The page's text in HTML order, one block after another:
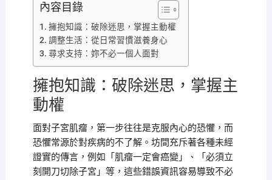
內容目錄
擁抱知識：破除迷思，掌握主動權
調整生活：從日常習慣滋養身心
尋求支持：妳不必一個人面對
擁抱知識：破除迷思，掌握主
動權
面對子宮肌瘤，第一步往往是克服內心的恐懼，而
恐懼常源於對疾病的不了解。坊間充斥著各種未經
證實的傳言，例如「肌瘤一定會癌變」、「必須立
刻開刀切除子宮」等，這些錯誤資訊容易導致不必